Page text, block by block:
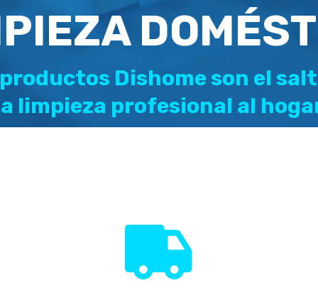
Dishome son el
limpieza profesional al